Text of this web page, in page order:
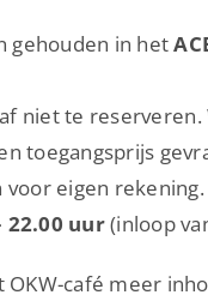
gehouden in het
niet te
toegangsprijs
voor eigen rekening.
22.00 uur(inloop
café meer